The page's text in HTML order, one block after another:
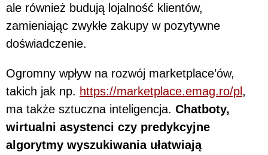
ale również budują lojalność klientów,
zamieniając zwykłe zakupy w pozytywne
doświadczenie.
Ogromny wpływ na rozwój marketplace’ów,
takich jak np. https://marketplace.emag.ro/pl ,
ma także sztuczna inteligencja. Chatboty,
wirtualni asystenci czy predykcyjne
algorytmy wyszukiwania ułatwiają